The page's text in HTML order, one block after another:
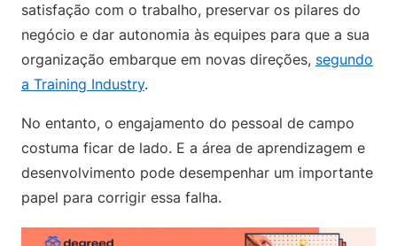
satisfação com o trabalho, preservar os pilares do
negócio e dar autonomia às equipes para que a sua
organização embarque em novas direções, segundo
a Training Industry.
No entanto, o engajamento do pessoal de campo
costuma ficar de lado. E a área de aprendizagem e
desenvolvimento pode desempenhar um importante
papel para corrigir essa falha.